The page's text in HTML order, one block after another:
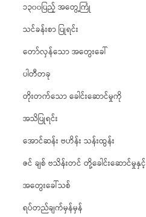
၁၃၀၀ပြည့် အတွေ့ကြုံ
သင်ခန်းစာ ပြုရင်း
တော်လှန်သော အတွေးခေါ်
ပါတီတခု
တိုးတက်သော ခေါင်းဆောင်မှုကို
အသိပြုရင်း
အောင်ဆန်း ဗဟိန်း သန်းထွန်း
ဇင် ချစ် ဗသိန်းတင် တို့ခေါင်းဆောင်မှုနှင့်
အတွေးခေါ်သစ်
ရပ်တည်ချက်မှန်မှန်